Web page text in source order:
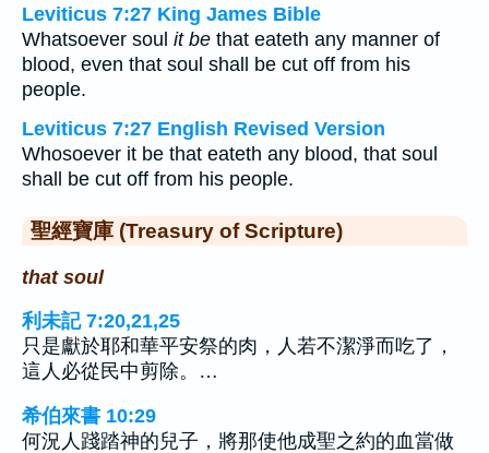
Leviticus 7:27 King James Bible
Whatsoever soul it be that eateth any manner of
blood, even that soul shall be cut off from his
people.
Leviticus 7:27 English Revised Version
Whosoever it be that eateth any blood, that soul
shall be cut off from his people.
聖經寶庫 (Treasury of Scripture)
that soul
利未記 7:20,21,25
只是獻於耶和華平安祭的肉，人若不潔淨而吃了，
這人必從民中剪除。…
希伯來書 10:29
何況人踐踏神的兒子，將那使他成聖之約的血當做